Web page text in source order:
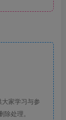
家学习与参
除处理。